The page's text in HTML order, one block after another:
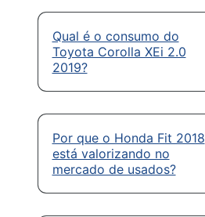
Qual é o consumo do
Toyota Corolla XEi 2.0
2019?
Por que o Honda Fit 2018
está valorizando no
mercado de usados?